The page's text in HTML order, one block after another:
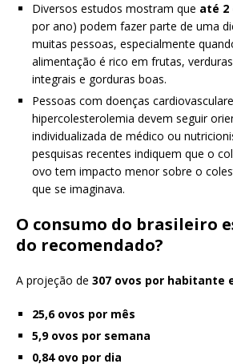
Diversos estudos mostram que até 2
por ano) podem fazer parte de uma
muitas pessoas, especialmente
alimentação é rico em frutas,
integrais e gorduras boas.
Pessoas com doenças
hipercolesterolemia devem seguir
individualizada de médico ou
pesquisas recentes indiquem que o
ovo tem impacto menor sobre o
que se imaginava.
O consumo do brasileiro
do recomendado?
A projeção de 307 ovos por habitante
25,6 ovos por mês
5,9 ovos por semana
0,84 ovo por dia